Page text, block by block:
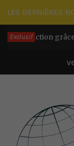
Passer
au
contenu
LES DERNIÈRES
Exclusifgrâce à une